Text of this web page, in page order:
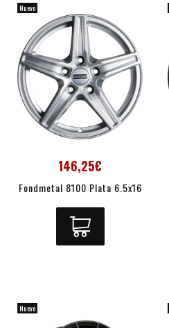
Nuevo
146,25€
Fondmetal 8100 Plata 6.5x16
Nuevo